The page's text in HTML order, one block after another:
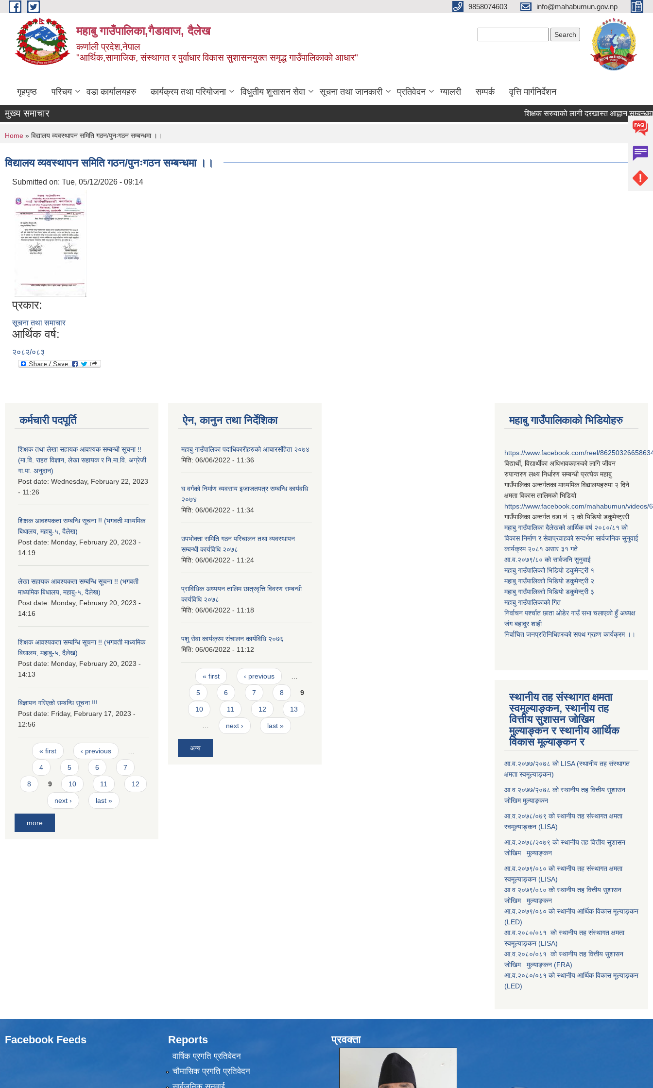
Skip to main content 9858074603 info@mahabumun.gov.np
महाबु गाउँपालिका,गैडावाज, दैलेख
कर्णाली प्रदेश,नेपाल
"आर्थिक,सामाजिक, संस्थागत र पुर्वाधार विकास सुशासनयुक्त समृद्ध गाउँपालिकाकाे आधार"
गृहपृष्ठ परिचय वडा कार्यालयहरु कार्यक्रम तथा परियोजना विधुतीय शुसासन सेवा सूचना तथा जानकारी प्रतिवेदन ग्यालरी सम्पर्क वृत्ति मार्गनिर्देशन
मुख्य समाचार शिक्षक सरुवाको लागी दरखास्त आह्वान सम्बन्धमा ।।
You are here
Home » विद्यालय व्यवस्थापन समिति गठन/पुनःगठन सम्बन्धमा ।।
विद्यालय व्यवस्थापन समिति गठन/पुनःगठन सम्बन्धमा ।।
Submitted on: Tue, 05/12/2026 - 09:14
प्रकार:
सूचना तथा समाचार
आर्थिक वर्ष:
२०८२/०८३
कर्मचारी पदपूर्ति
शिक्षक तथा लेखा सहायक आवश्यक सम्बन्धी सूचना !!
(मा.वि. राहत विज्ञान, लेखा सहायक र नि.मा.वि. अग्रेजी
गा.पा. अनुदान)
Post date: Wednesday, February 22, 2023
- 11:26
शिक्षक आवश्यकता सम्बन्धि सूचना !! (भगवती माध्यमिक
बिधालय, महाबु-५, दैलेख)
Post date: Monday, February 20, 2023 -
14:19
लेखा सहायक आवश्यकता सम्बन्धि सूचना !! (भगवती
माध्यमिक बिधालय, महाबु-५, दैलेख)
Post date: Monday, February 20, 2023 -
14:16
शिक्षक आवश्यकता सम्बन्धि सूचना !! (भगवती माध्यमिक
बिधालय, महाबु-५, दैलेख)
Post date: Monday, February 20, 2023 -
14:13
बिज्ञापन गरिएको सम्बन्धि सूचना !!!
Post date: Friday, February 17, 2023 -
12:56
Pages
« first ‹ previous
4 5 6 7
8 9 10 11 12
next › last »
more
ऐन, कानुन तथा निर्देशिका
महाबु गाउँपालिका पदाधिकारीहरुको आचारसंहिता २०७४
मिति: 06/06/2022 - 11:36
घ वर्गको निर्माण व्यवसाय इजाजतपत्र सम्बन्धि कार्यवधि
२०७४
मिति: 06/06/2022 - 11:34
उपभोक्ता समिति गठन परिचालन तथा व्यवस्थापन
सम्बन्धी कार्यविधि २०७८
मिति: 06/06/2022 - 11:24
प्राविधिक अध्ययन तालिम छात्रवृत्ति विवरण सम्बन्धी
कार्यविधि २०७८
मिति: 06/06/2022 - 11:18
पशु सेवा कार्यक्रम संचालन कार्यविधि २०७६
मिति: 06/06/2022 - 11:12
Pages
« first ‹ previous
5 6 7 8 9
10 11 12 13
next › last »
अन्य
महाबु गाउँपालिकाको भिडियोहरु
https://www.facebook.com/reel/
विद्यार्थी, विद्यार्थीका अधिभावकहरुको लागि जीवन
रुपान्तरण लक्ष्य निर्धारण सम्बन्धी प्रत्येक महाबु
गाउँपालिका अन्तर्गतका माध्यमिक विद्यालयहरुमा २ दिने
क्षमता विकास तालिमको भिडियो
https://www.facebook.com/mahabumun/videos/
गाउँपालिका अन्तर्गत वडा नं. २ को भिडियो डकुमेन्ट्ररी
महाबु गाउँपालिका दैलेखको आर्थिक वर्ष २०८०/८१ को
विकास निर्माण र सेवाप्रवाहको सन्दर्भमा सार्वजनिक सुनुवाई
कार्यक्रम २०८१ असार ३१ गते
आ.व.२०७९/८० को सार्वजनि सुनुवाई
महाबु गाउँपालिकाो भिडियो डकुमेन्ट्री १
महाबु गाउँपालिकाो भिडियो डकुमेन्ट्री २
महाबु गाउँपालिकाो भिडियो डकुमेन्ट्री ३
महाबु गाउँपालिकाको गित
निर्वाचन पर्श्चात छाता ओडेर गाउँ सभा चलाएको हुँ अध्यक्ष
जंग बहादुर शाही
निर्वाचित जनप्रतिनिधिहरुको सपथ ग्रहण कार्यक्रम ।।
स्थानीय तह संस्थागत क्षमता
स्वमूल्याङ्कन, स्थानीय तह
वित्तीय सुशासन जोखिम
मुल्याङ्कन र स्थानीय आर्थिक
विकास मूल्याङ्कन र
आ.व.२०७७/२०७८ को LISA (स्थानीय तह संस्थागत
क्षमता स्वमूल्याङ्कन)
आ.व.२०७७/२०७८ को स्थानीय तह वित्तीय सुशासन
जोखिम मुल्याङ्कन
आ.व.२०७८/०७९ को स्थानीय तह संस्थागत क्षमता
स्वमूल्याङ्कन (LISA)
आ.व.२०७८/२०७९ को स्थानीय तह वित्तीय सुशासन
जोखिम मुल्याङ्कन
आ.व.२०७९/०८० को स्थानीय तह संस्थागत क्षमता
स्वमूल्याङ्कन (LISA)
आ.व.२०७९/०८० को स्थानीय तह वित्तीय सुशासन
जोखिम मुल्याङ्कन
आ.व.२०७९/०८० को स्थानीय आर्थिक विकास मूल्याङ्कन
(LED)
आ.व.२०८०/०८१ को स्थानीय तह संस्थागत क्षमता
स्वमूल्याङ्कन (LISA)
आ.व.२०८०/०८१ को स्थानीय तह वित्तीय सुशासन
जोखिम मुल्याङ्कन (FRA)
आ.व.२०८०/०८१ को स्थानीय आर्थिक विकास मूल्याङ्कन
(LED)
Facebook Feeds Reports
वार्षिक प्रगति प्रतिवेदन
चौमासिक प्रगति प्रतिवेदन
प्रवक्ता